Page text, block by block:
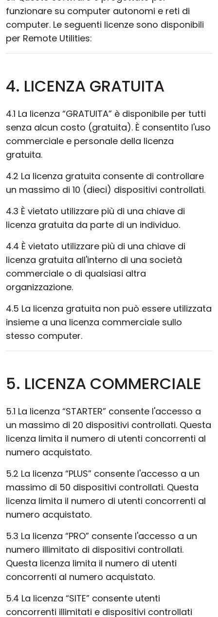
funzionare su computer autonomi e reti di
computer. Le seguenti licenze sono disponibili
per Remote Utilities:
4. LICENZA GRATUITA
4.1 La licenza “GRATUITA” è disponibile per tutti
senza alcun costo (gratuita). È consentito l'uso
commerciale e personale della licenza
gratuita.
4.2 La licenza gratuita consente di controllare
un massimo di 10 (dieci) dispositivi controllati.
4.3 È vietato utilizzare più di una chiave di
licenza gratuita da parte di un individuo.
4.4 È vietato utilizzare più di una chiave di
licenza gratuita all'interno di una società
commerciale o di qualsiasi altra
organizzazione.
4.5 La licenza gratuita non può essere utilizzata
insieme a una licenza commerciale sullo
stesso computer.
5. LICENZA COMMERCIALE
5.1 La licenza “STARTER” consente l'accesso a
un massimo di 20 dispositivi controllati. Questa
licenza limita il numero di utenti concorrenti al
numero acquistato.
5.2 La licenza “PLUS” consente l'accesso a un
massimo di 50 dispositivi controllati. Questa
licenza limita il numero di utenti concorrenti al
numero acquistato.
5.3 La licenza “PRO” consente l'accesso a un
numero illimitato di dispositivi controllati.
Questa licenza limita il numero di utenti
concorrenti al numero acquistato.
5.4 La licenza “SITE” consente utenti
concorrenti illimitati e dispositivi controllati